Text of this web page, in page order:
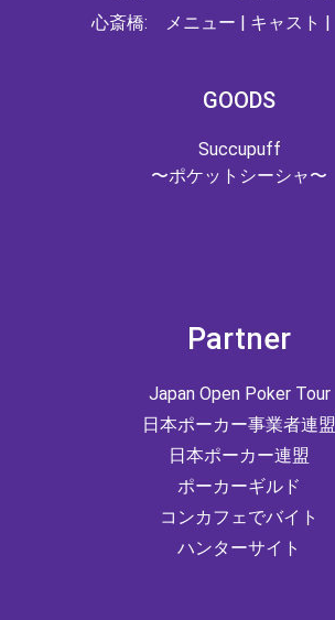
心斎橋:
メニュー
キャスト
GOODS
Succupuff
〜ポケットシーシャ〜
Partner
Japan Open Poker Tour
日本ポーカー事業者連盟
日本ポーカー連盟
ポーカーギルド
コンカフェでバイト
ハンターサイト